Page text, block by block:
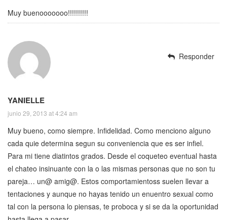
Muy buenooooooo!!!!!!!!!!
YANIELLE
junio 29, 2013 at 4:24 am
Muy bueno, como siempre. Infidelidad. Como menciono alguno
cada quie determina segun su conveniencia que es ser infiel.
Para mi tiene diatintos grados. Desde el coqueteo eventual hasta
el chateo insinuante con la o las mismas personas que no son tu
pareja… un@ amig@. Estos comportamientoss suelen llevar a
tentaciones y aunque no hayas tenido un enuentro sexual como
tal con la persona lo piensas, te proboca y si se da la oportunidad
Responder